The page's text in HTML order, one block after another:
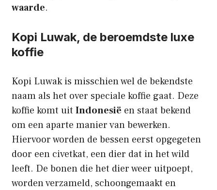
waarde.
Kopi Luwak, de beroemdste luxe
koffie
Kopi Luwak is misschien wel de bekendste
naam als het over speciale koffie gaat. Deze
koffie komt uit Indonesië en staat bekend
om een aparte manier van bewerken.
Hiervoor worden de bessen eerst opgegeten
door een civetkat, een dier dat in het wild
leeft. De bonen die het dier weer uitpoept,
worden verzameld, schoongemaakt en